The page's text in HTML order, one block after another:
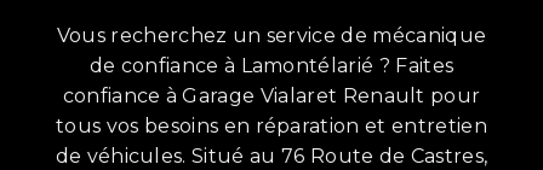
Vous recherchez un service de mécanique
de confiance à Lamontélarié ? Faites
confiance à Garage Vialaret Renault pour
tous vos besoins en réparation et entretien
de véhicules. Situé au 76 Route de Castres,